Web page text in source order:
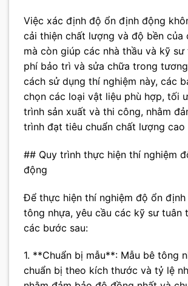
Việc xác định độ ổn định động
cải thiện chất lượng và độ bền của
mà còn giúp các nhà thầu và kỹ
phí bảo trì và sửa chữa trong
cách sử dụng thí nghiệm này, các
chọn các loại vật liệu phù hợp, tối
trình sản xuất và thi công, nhằm
trình đạt tiêu chuẩn chất lượng cao
## Quy trình thực hiện thí nghiệm
động
Để thực hiện thí nghiệm độ ổn
tông nhựa, yêu cầu các kỹ sư tuân
các bước sau:
1. **Chuẩn bị mẫu**: Mẫu bê tông
chuẩn bị theo kích thước và tỷ lệ